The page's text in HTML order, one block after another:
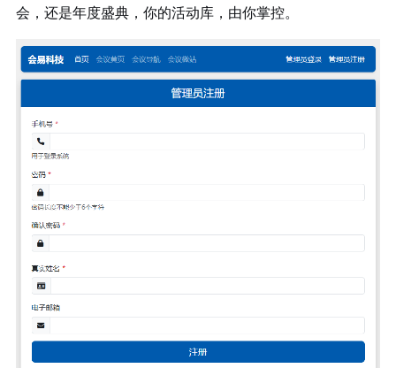
会，还是年度盛典，你的活动库，由你掌控。